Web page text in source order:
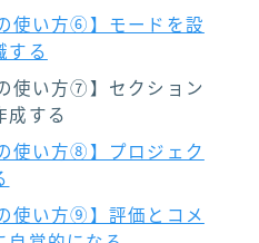
使い方⑥】モードを設
する
使い方⑦】セクション
成する
使い方⑧】プロジェク
使い方⑨】評価とコメ